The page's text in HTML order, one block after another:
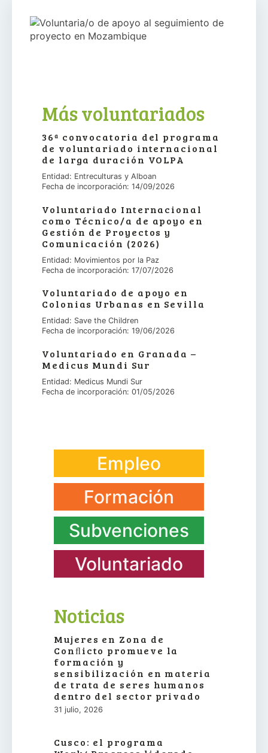
Más voluntariados
36ª convocatoria del programa
de voluntariado internacional
de larga duración VOLPA
Entidad: Entreculturas y Alboan
Fecha de incorporación: 14/09/2026
Voluntariado Internacional
como Técnico/a de apoyo en
Gestión de Proyectos y
Comunicación (2026)
Entidad: Movimientos por la Paz
Fecha de incorporación: 17/07/2026
Voluntariado de apoyo en
Colonias Urbanas en Sevilla
Entidad: Save the Children
Fecha de incorporación: 19/06/2026
Voluntariado en Granada –
Medicus Mundi Sur
Entidad: Medicus Mundi Sur
Fecha de incorporación: 01/05/2026
Empleo
Formación
Subvenciones
Voluntariado
Noticias
Mujeres en Zona de
Conﬂicto promueve la
formación y
sensibilización en materia
de trata de seres humanos
dentro del sector privado
31 julio, 2026
Cusco: el programa